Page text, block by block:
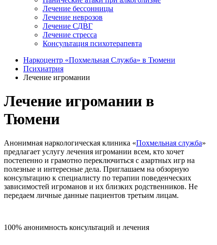
Лечение бессонницы
Лечение неврозов
Лечение СДВГ
Лечение стресса
Консультация психотерапевта
Наркоцентр «Похмельная Служба» в Тюмени
Психиатрия
Лечение игромании
Лечение игромании в
Тюмени
Анонимная наркологическая клиника «Похмельная служба»
предлагает услугу лечения игромании всем, кто хочет
постепенно и грамотно переключиться с азартных игр на
полезные и интересные дела. Приглашаем на обзорную
консультацию к специалисту по терапии поведенческих
зависимостей игроманов и их близких родственников. Не
передаем личные данные пациентов третьим лицам.
100% анонимность консультаций и лечения